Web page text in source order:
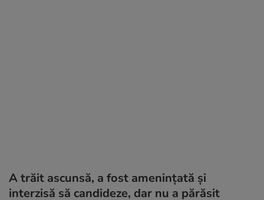
A trăit ascunsă, a fost amenințată și
interzisă să candideze, dar nu a părăsit